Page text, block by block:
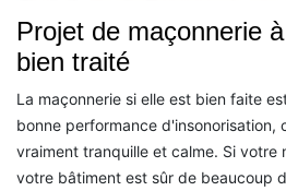
Projet de maçonnerie
bien traité
La maçonnerie si elle est bien faite
bonne performance d'insonorisation,
vraiment tranquille et calme. Si votre
votre bâtiment est sûr de beaucoup